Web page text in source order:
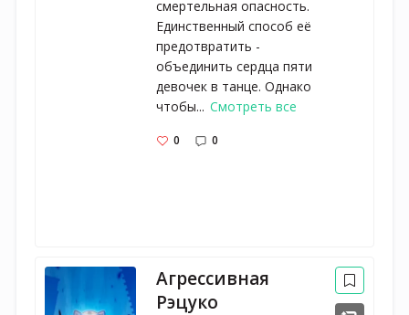
смертельная опасность.
Единственный способ её
предотвратить -
объединить сердца пяти
девочек в танце. Однако
чтобы... Смотреть все
0 0
Агрессивная
Рэцуко